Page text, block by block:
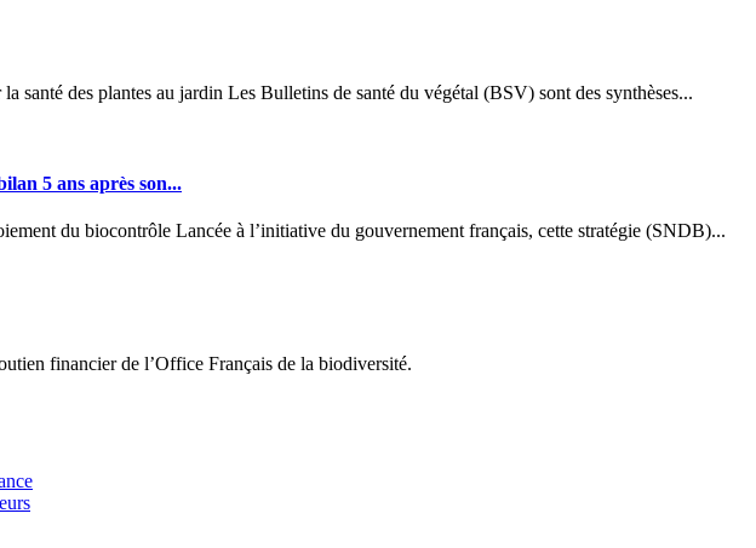
santé des plantes au jardin Les Bulletins de santé du végétal (BSV) sont des synthèses...
5 ans après son...
du biocontrôle Lancée à l’initiative du gouvernement français, cette stratégie (SNDB)...
financier de l’Office Français de la biodiversité.